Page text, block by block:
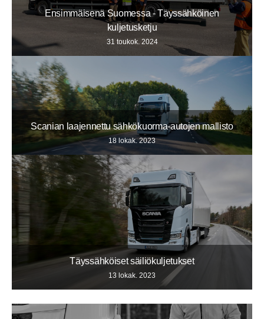
Ensimmäisenä Suomessa - Täyssähköinen
kuljetusketju
31 toukok. 2024
Scanian laajennettu sähkökuorma-autojen mallisto
18 lokak. 2023
Täyssähköiset säiliökuljetukset
13 lokak. 2023